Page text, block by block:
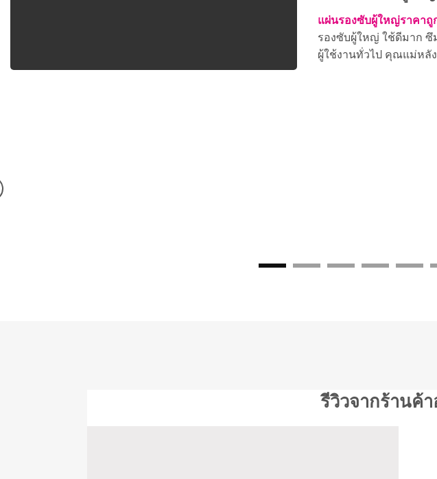
แผ่นรองซับผู้ใหญ่ราคาถู
รองซับผู้ใหญ่ ใช้ดีมาก ซึ
ผู้ใช้งานทั่วไป คุณแม่หลั
รีวิวจากร้านค้